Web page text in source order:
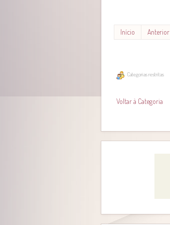
Início Anterior
Categorias restritas
Voltar à Categoria